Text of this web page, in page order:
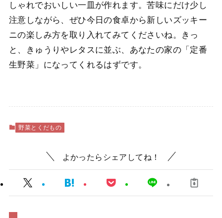
しゃれでおいしい一皿が作れます。苦味にだけ少し
注意しながら、ぜひ今日の食卓から新しいズッキー
ニの楽しみ方を取り入れてみてくださいね。きっ
と、きゅうりやレタスに並ぶ、あなたの家の「定番
生野菜」になってくれるはずです。
野菜とくだもの
よかったらシェアしてね！